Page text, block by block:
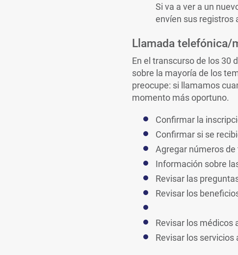
Si va a ver a un
envíen sus registros
Llamada telefónica/
En el transcurso de los 30
sobre la mayoría de los
preocupe: si llamamos
momento más oportuno.
Confirmar la
Confirmar si se
Agregar números
Información sobre
Revisar las
Revisar los
Revisar los médicos
Revisar los